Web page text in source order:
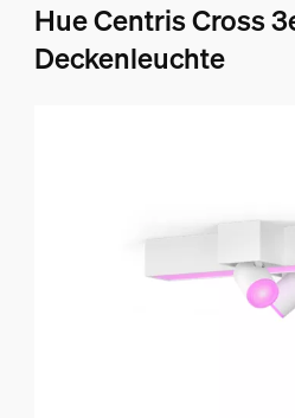
Hue Centris Cross
Deckenleuchte